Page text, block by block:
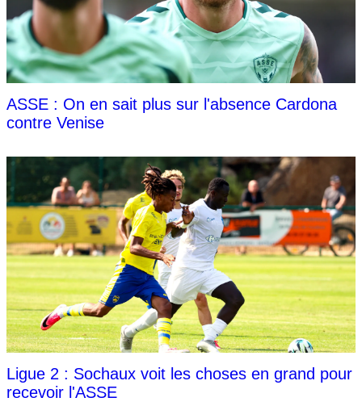
ASSE : On en sait plus sur l'absence Cardona
contre Venise
Ligue 2 : Sochaux voit les choses en grand pour
recevoir l'ASSE